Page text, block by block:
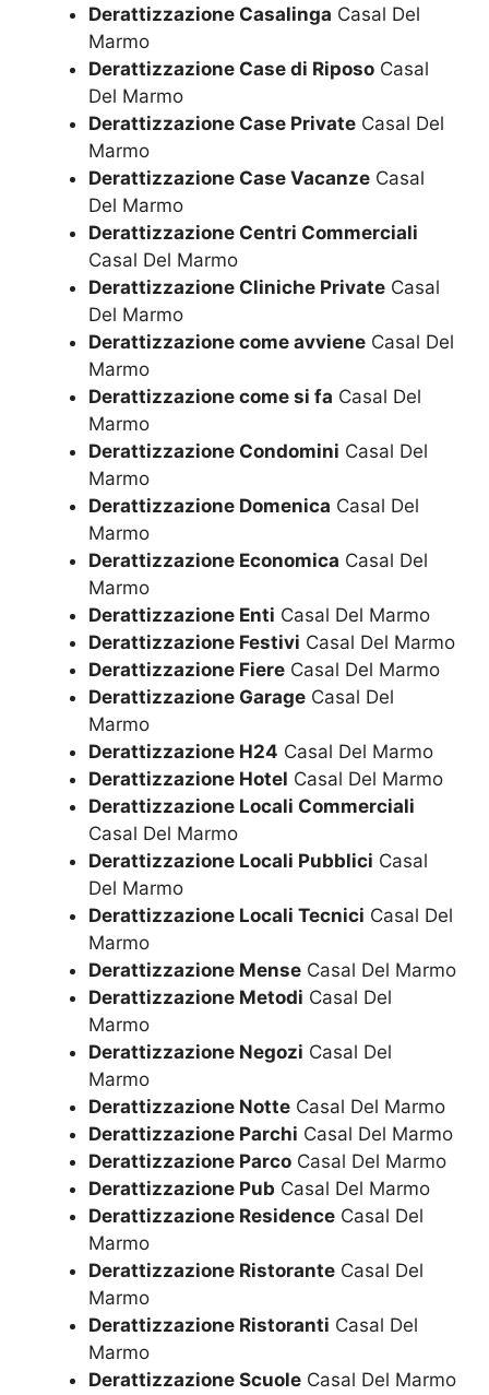
Derattizzazione Casalinga Casal Del
Marmo
Derattizzazione Case di Riposo Casal
Del Marmo
Derattizzazione Case Private Casal Del
Marmo
Derattizzazione Case Vacanze Casal
Del Marmo
Derattizzazione Centri Commerciali
Casal Del Marmo
Derattizzazione Cliniche Private Casal
Del Marmo
Derattizzazione come avviene Casal Del
Marmo
Derattizzazione come si fa Casal Del
Marmo
Derattizzazione Condomini Casal Del
Marmo
Derattizzazione Domenica Casal Del
Marmo
Derattizzazione Economica Casal Del
Marmo
Derattizzazione Enti Casal Del Marmo
Derattizzazione Festivi Casal Del Marmo
Derattizzazione Fiere Casal Del Marmo
Derattizzazione Garage Casal Del
Marmo
Derattizzazione H24 Casal Del Marmo
Derattizzazione Hotel Casal Del Marmo
Derattizzazione Locali Commerciali
Casal Del Marmo
Derattizzazione Locali Pubblici Casal
Del Marmo
Derattizzazione Locali Tecnici Casal Del
Marmo
Derattizzazione Mense Casal Del Marmo
Derattizzazione Metodi Casal Del
Marmo
Derattizzazione Negozi Casal Del
Marmo
Derattizzazione Notte Casal Del Marmo
Derattizzazione Parchi Casal Del Marmo
Derattizzazione Parco Casal Del Marmo
Derattizzazione Pub Casal Del Marmo
Derattizzazione Residence Casal Del
Marmo
Derattizzazione Ristorante Casal Del
Marmo
Derattizzazione Ristoranti Casal Del
Marmo
Derattizzazione Scuole Casal Del Marmo